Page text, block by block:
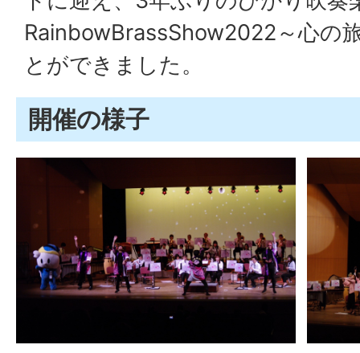
RainbowBrassShow2022～心の
とができました。
開催の様子